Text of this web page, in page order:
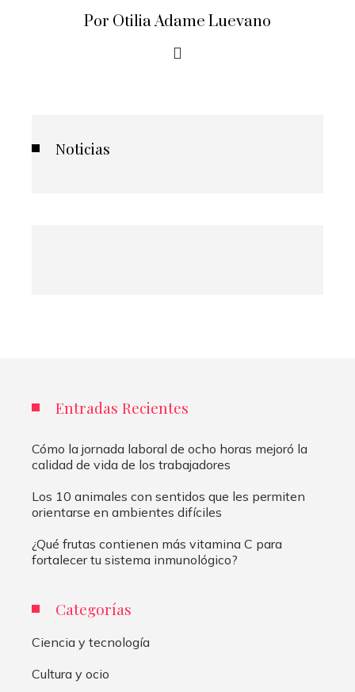
Por Otilia Adame Luevano
Noticias
Entradas Recientes
Cómo la jornada laboral de ocho horas mejoró la
calidad de vida de los trabajadores
Los 10 animales con sentidos que les permiten
orientarse en ambientes difíciles
¿Qué frutas contienen más vitamina C para
fortalecer tu sistema inmunológico?
Categorías
Ciencia y tecnología
Cultura y ocio